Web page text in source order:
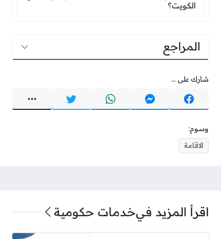
الكويت؟
المراجع
شارك على ...
وسوم:
الاقامة
اقرأ المزيد فيخدمات حكومية